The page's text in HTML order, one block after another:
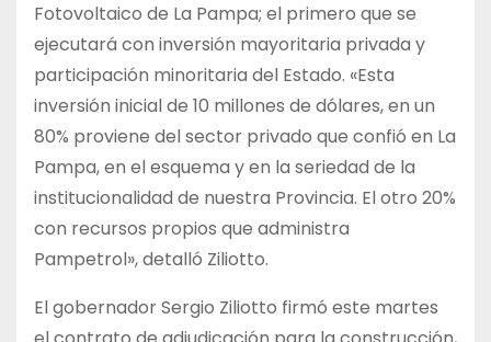
Fotovoltaico de La Pampa; el primero que se
ejecutará con inversión mayoritaria privada y
participación minoritaria del Estado. «Esta
inversión inicial de 10 millones de dólares, en un
80% proviene del sector privado que confió en La
Pampa, en el esquema y en la seriedad de la
institucionalidad de nuestra Provincia. El otro 20%
con recursos propios que administra
Pampetrol», detalló Ziliotto.
El gobernador Sergio Ziliotto firmó este martes